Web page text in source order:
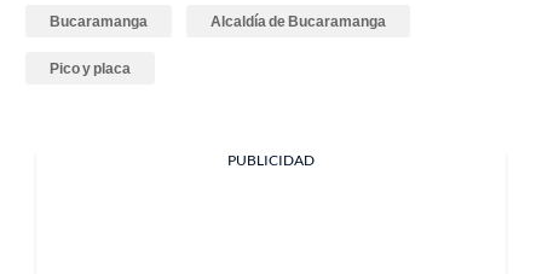
Bucaramanga Alcaldía de Bucaramanga
Pico y placa
PUBLICIDAD